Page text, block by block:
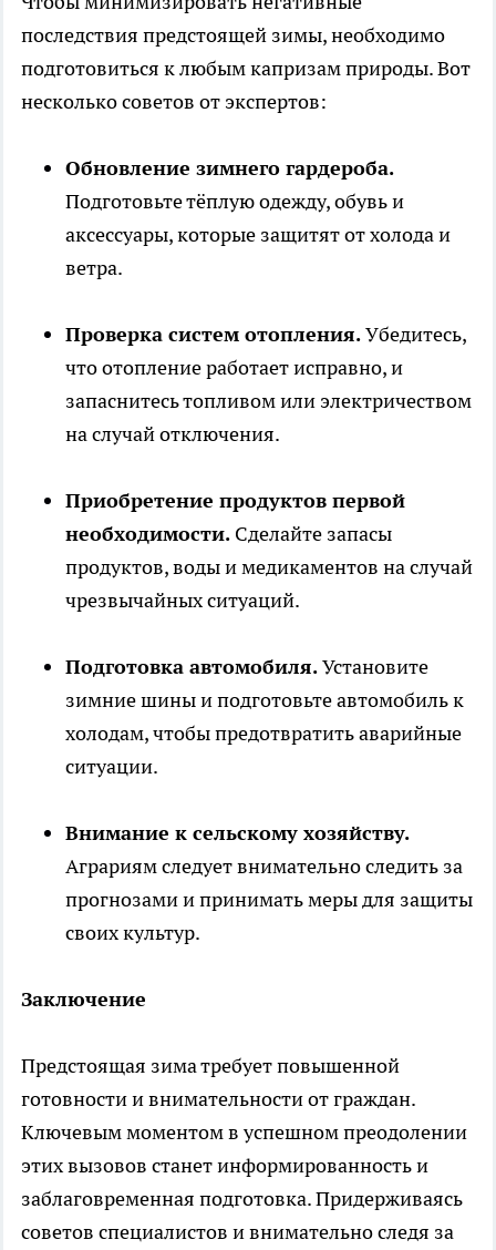
последствия предстоящей зимы, необходимо
подготовиться к любым капризам природы. Вот
несколько советов от экспертов:
Обновление зимнего гардероба.
Подготовьте тёплую одежду, обувь и
аксессуары, которые защитят от холода и
ветра.
Проверка систем отопления.Убедитесь,
что отопление работает исправно, и
запаснитесь топливом или электричеством
на случай отключения.
Приобретение продуктов первой
необходимости. Сделайте запасы
продуктов, воды и медикаментов на случай
чрезвычайных ситуаций.
Подготовка автомобиля.Установите
зимние шины и подготовьте автомобиль к
холодам, чтобы предотвратить аварийные
ситуации.
Внимание к сельскому хозяйству.
Аграриям следует внимательно следить за
прогнозами и принимать меры для защиты
своих культур.
Заключение
Предстоящая зима требует повышенной
готовности и внимательности от граждан.
Ключевым моментом в успешном преодолении
этих вызовов станет информированность и
заблаговременная подготовка. Придерживаясь
советов специалистов и внимательно следя за